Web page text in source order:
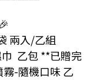
🎉
兩入/乙組
乙包 **已贈完
-隨機口味 乙